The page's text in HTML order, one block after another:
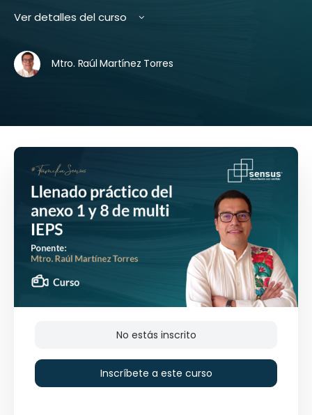
Ver detalles del curso
Mtro. Raúl Martínez Torres
No estás inscrito
Inscríbete a este curso